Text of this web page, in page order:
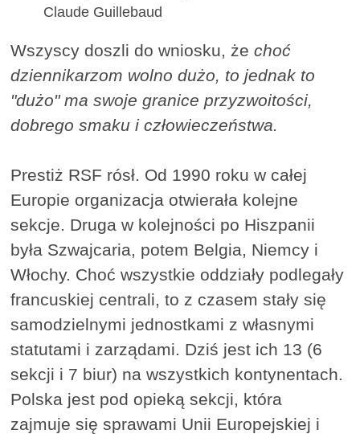
Claude Guillebaud
Wszyscy doszli do wniosku, żechoć
dziennikarzom wolno dużo, to jednak to
"dużo" ma swoje granice przyzwoitości,
dobrego smaku i człowieczeństwa.
Prestiż RSF rósł. Od 1990 roku w całej
Europie organizacja otwierała kolejne
sekcje. Druga w kolejności po Hiszpanii
była Szwajcaria, potem Belgia, Niemcy i
Włochy. Choć wszystkie oddziały podlegały
francuskiej centrali, to z czasem stały się
samodzielnymi jednostkami z własnymi
statutami i zarządami. Dziś jest ich 13 (6
sekcji i 7 biur) na wszystkich kontynentach.
Polska jest pod opieką sekcji, która
zajmuje się sprawami Unii Europejskiej i